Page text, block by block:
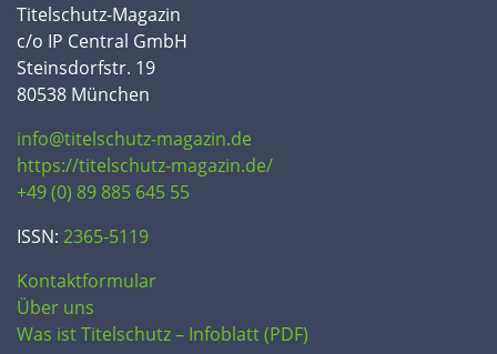
Titelschutz-Magazin
c/o IP Central GmbH
Steinsdorfstr. 19
80538 München
info@titelschutz-magazin.de
https://titelschutz-magazin.de/
+49 (0) 89 885 645 55
ISSN: 2365-5119
Kontaktformular
Über uns
Was ist Titelschutz – Infoblatt (PDF)